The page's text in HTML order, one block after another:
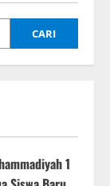
CARI
1